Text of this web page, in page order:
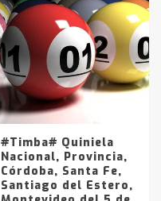
#Timba# Quiniela
Nacional, Provincia,
Córdoba, Santa Fe,
Santiago del Estero,